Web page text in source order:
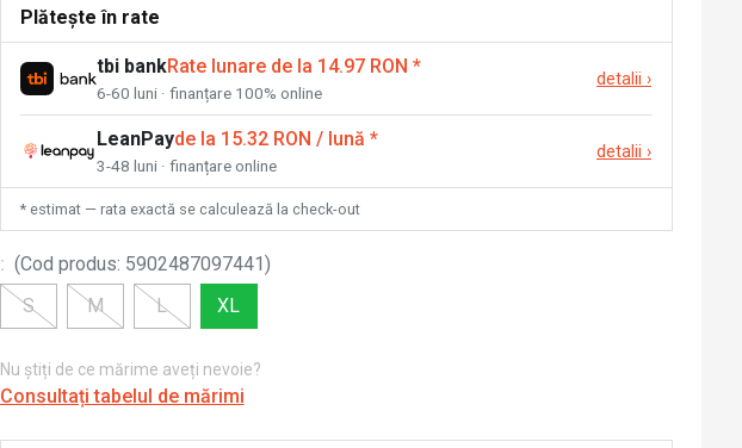
Plătește în rate
tbi bankRate lunare de la 14.97 RON *
6-60 luni · finanțare 100% online
detalii ›
LeanPayde la 15.32 RON / lună *
3-48 luni · finanțare online
detalii ›
* estimat — rata exactă se calculează la check-out
: (Cod produs: 5902487097441)
S
M L XL
Nu știți de ce mărime aveți nevoie?
Consultați tabelul de mărimi